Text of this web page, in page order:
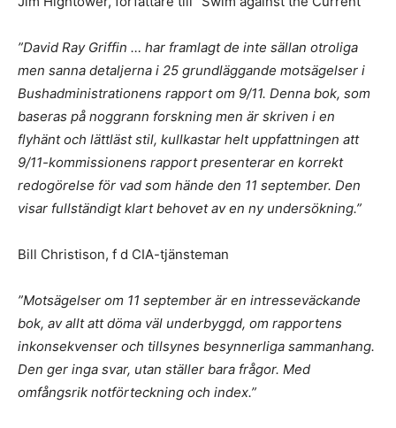
”David Ray Griffin … har framlagt de inte sällan otroliga
men sanna detaljerna i 25 grundläggande motsägelser i
Bushadministrationens rapport om 9/11. Denna bok, som
baseras på noggrann forskning men är skriven i en
flyhänt och lättläst stil, kullkastar helt uppfattningen att
9/11-kommissionens rapport presenterar en korrekt
redogörelse för vad som hände den 11 september. Den
visar fullständigt klart behovet av en ny undersökning.”
Bill Christison, f d CIA-tjänsteman
”Motsägelser om 11 september är en intresseväckande
bok, av allt att döma väl underbyggd, om rapportens
inkonsekvenser och tillsynes besynnerliga sammanhang.
Den ger inga svar, utan ställer bara frågor. Med
omfångsrik notförteckning och index.”